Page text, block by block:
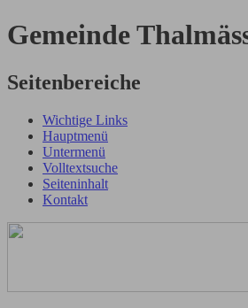
Gemeinde
Seitenbereiche
Wichtige Links
Hauptmenü
Untermenü
Volltextsuche
Seiteninhalt
Kontakt